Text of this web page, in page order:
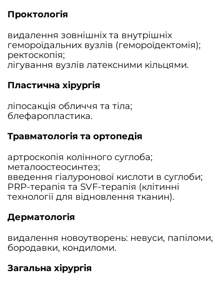
Проктологія
видалення зовнішніх та внутрішніх
гемороїдальних вузлів (гемороїдектомія);
ректоскопія;
лігування вузлів латексними кільцями.
Пластична хірургія
ліпосакція обличчя та тіла;
блефаропластика.
Травматологія та ортопедія
артроскопія колінного суглоба;
металоостеосинтез;
введення гіалуронової кислоти в суглоби;
PRP-терапія та SVF-терапія (клітинні
технології для відновлення тканин).
Дерматологія
видалення новоутворень: невуси, папіломи,
бородавки, кондиломи.
Загальна хірургія